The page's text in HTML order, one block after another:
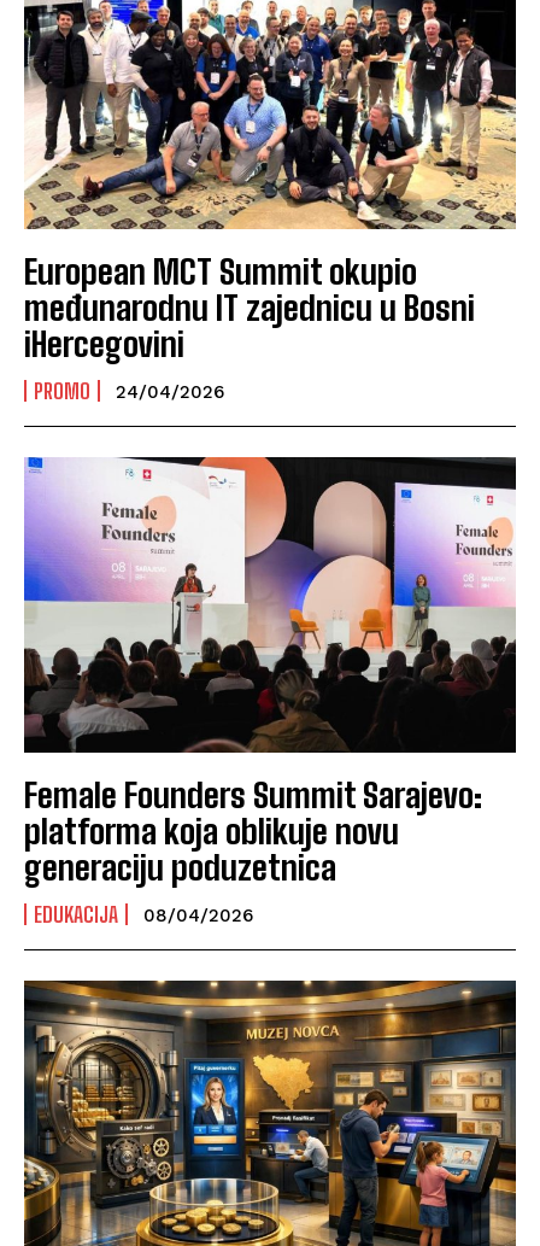
European MCT Summit okupio
međunarodnu IT zajednicu u Bosni
iHercegovini
PROMO 24/04/2026
Female Founders Summit Sarajevo:
platforma koja oblikuje novu
generaciju poduzetnica
EDUKACIJA 08/04/2026